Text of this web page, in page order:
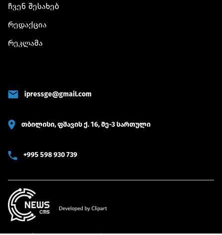
ჩვენ შესახებ
რედაქცია
რეკლამა
ipressge@gmail.com
თბილისი, ფშავის ქ. 16, მე-3 სართული
+995 598 930 739